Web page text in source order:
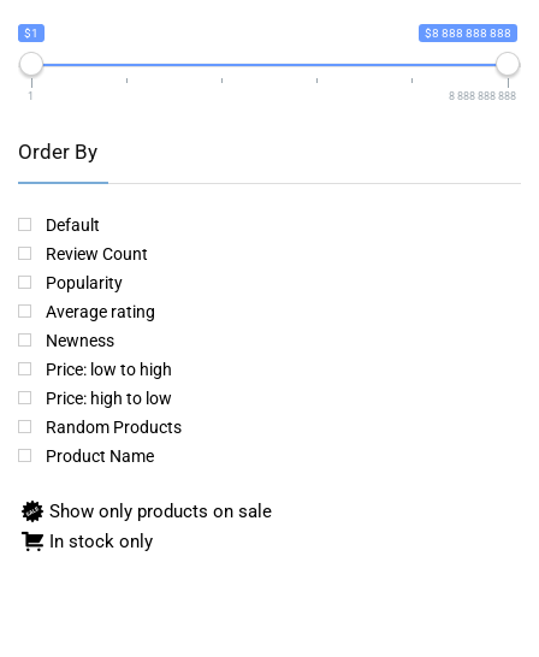
$1 $8 888 888 888
1 8 888 888 888
Order By
Default
Review Count
Popularity
Average rating
Newness
Price: low to high
Price: high to low
Random Products
Product Name
Show only products on sale
In stock only